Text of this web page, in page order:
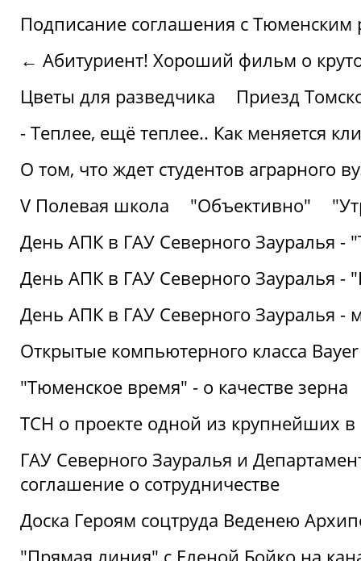
Подписание соглашения с Тюменским
← Абитуриент! Хороший фильм о
Цветы для разведчика
Приезд
- Теплее, ещё теплее.. Как меняется
О том, что ждет студентов аграрного
V Полевая школа
"Объективно"
День АПК в ГАУ Северного Зауралья -
День АПК в ГАУ Северного Зауралья -
День АПК в ГАУ Северного Зауралья -
Открытые компьютерного класса Bayer
"Тюменское время" - о качестве зерна
ТСН о проекте одной из крупнейших
ГАУ Северного Зауралья и
соглашение о сотрудничестве
Доска Героям соцтруда Веденею
"Прямая линия" с Еленой Бойко на